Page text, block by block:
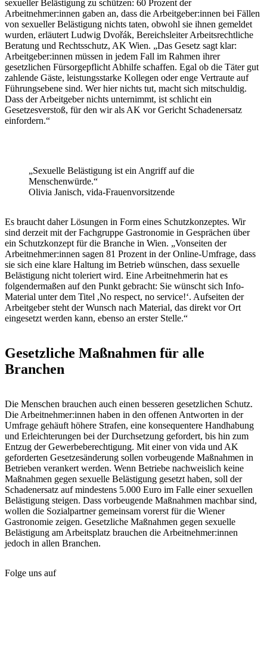
sexueller Belästigung zu schützen: 60 Prozent der
Arbeitnehmer:innen gaben an, dass die Arbeitgeber:innen bei Fällen
von sexueller Belästigung nichts taten, obwohl sie ihnen gemeldet
wurden, erläutert Ludwig Dvořák, Bereichsleiter Arbeitsrechtliche
Beratung und Rechtsschutz, AK Wien. „Das Gesetz sagt klar:
Arbeitgeber:innen müssen in jedem Fall im Rahmen ihrer
gesetzlichen Fürsorgepflicht Abhilfe schaffen. Egal ob die Täter gut
zahlende Gäste, leistungsstarke Kollegen oder enge Vertraute auf
Führungsebene sind. Wer hier nichts tut, macht sich mitschuldig.
Dass der Arbeitgeber nichts unternimmt, ist schlicht ein
Gesetzesverstoß, für den wir als AK vor Gericht Schadenersatz
einfordern.“
„Sexuelle Belästigung ist ein Angriff auf die
Menschenwürde.“
Olivia Janisch, vida-Frauenvorsitzende
Es braucht daher Lösungen in Form eines Schutzkonzeptes. Wir
sind derzeit mit der Fachgruppe Gastronomie in Gesprächen über
ein Schutzkonzept für die Branche in Wien. „Vonseiten der
Arbeitnehmer:innen sagen 81 Prozent in der Online-Umfrage, dass
sie sich eine klare Haltung im Betrieb wünschen, dass sexuelle
Belästigung nicht toleriert wird. Eine Arbeitnehmerin hat es
folgendermaßen auf den Punkt gebracht: Sie wünscht sich Info-
Material unter dem Titel ,No respect, no service!‘. Aufseiten der
Arbeitgeber steht der Wunsch nach Material, das direkt vor Ort
eingesetzt werden kann, ebenso an erster Stelle.“
Gesetzliche Maßnahmen für alle
Branchen
Die Menschen brauchen auch einen besseren gesetzlichen Schutz.
Die Arbeitnehmer:innen haben in den offenen Antworten in der
Umfrage gehäuft höhere Strafen, eine konsequentere Handhabung
und Erleichterungen bei der Durchsetzung gefordert, bis hin zum
Entzug der Gewerbeberechtigung. Mit einer von vida und AK
geforderten Gesetzesänderung sollen vorbeugende Maßnahmen in
Betrieben verankert werden. Wenn Betriebe nachweislich keine
Maßnahmen gegen sexuelle Belästigung gesetzt haben, soll der
Schadenersatz auf mindestens 5.000 Euro im Falle einer sexuellen
Belästigung steigen. Dass vorbeugende Maßnahmen machbar sind,
wollen die Sozialpartner gemeinsam vorerst für die Wiener
Gastronomie zeigen. Gesetzliche Maßnahmen gegen sexuelle
Belästigung am Arbeitsplatz brauchen die Arbeitnehmer:innen
jedoch in allen Branchen.
Folge uns auf